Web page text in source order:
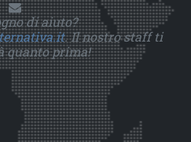
di aiuto?
. Il nostro staff ti
quanto prima!